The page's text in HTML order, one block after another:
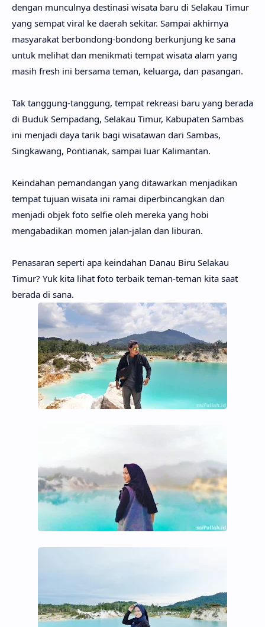
dengan munculnya destinasi wisata baru di Selakau Timur
yang sempat viral ke daerah sekitar. Sampai akhirnya
masyarakat berbondong-bondong berkunjung ke sana
untuk melihat dan menikmati tempat wisata alam yang
masih fresh ini bersama teman, keluarga, dan pasangan.
Tak tanggung-tanggung, tempat rekreasi baru yang berada
di Buduk Sempadang, Selakau Timur, Kabupaten Sambas
ini menjadi daya tarik bagi wisatawan dari Sambas,
Singkawang, Pontianak, sampai luar Kalimantan.
Keindahan pemandangan yang ditawarkan menjadikan
tempat tujuan wisata ini ramai diperbincangkan dan
menjadi objek foto selfie oleh mereka yang hobi
mengabadikan momen jalan-jalan dan liburan.
Penasaran seperti apa keindahan Danau Biru Selakau
Timur? Yuk kita lihat foto terbaik teman-teman kita saat
berada di sana.